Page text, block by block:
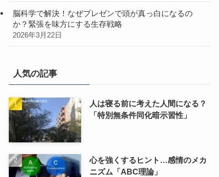
脳科学で解決！なぜプレゼンで頭が真っ白になるの
か？緊張を味方にする生存戦略
2026年3月22日
人気の記事
人は寝る前に考えた人間になる？
「特別無条件同化暗示習性」
心を強くするヒント…感情のメカ
ニズム「ABC理論」